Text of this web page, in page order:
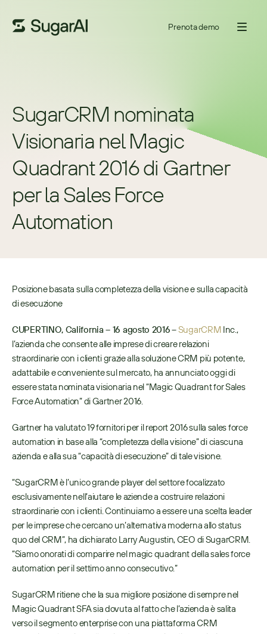
Prenota demo
SugarCRM nominata
Visionaria nel Magic
Quadrant 2016 di Gartner
per la Sales Force
Automation
Posizione basata sulla completezza della visione e sulla capacità
di esecuzione
CUPERTINO, California – 16 agosto 2016 – SugarCRM Inc.,
l’azienda che consente alle imprese di creare relazioni
straordinarie con i clienti grazie alla soluzione CRM più potente,
adattabile e conveniente sul mercato, ha annunciato oggi di
essere stata nominata visionaria nel “Magic Quadrant for Sales
Force Automation” di Gartner 2016.
Gartner ha valutato 19 fornitori per il report 2016 sulla sales force
automation in base alla “completezza della visione” di ciascuna
azienda e alla sua “capacità di esecuzione” di tale visione.
“SugarCRM è l’unico grande player del settore focalizzato
esclusivamente nell’aiutare le aziende a costruire relazioni
straordinarie con i clienti. Continuiamo a essere una scelta leader
per le imprese che cercano un’alternativa moderna allo status
quo del CRM”, ha dichiarato Larry Augustin, CEO di SugarCRM.
“Siamo onorati di comparire nel magic quadrant della sales force
automation per il settimo anno consecutivo.”
SugarCRM ritiene che la sua migliore posizione di sempre nel
Magic Quadrant SFA sia dovuta al fatto che l’azienda è salita
verso il segmento enterprise con una piattaforma CRM